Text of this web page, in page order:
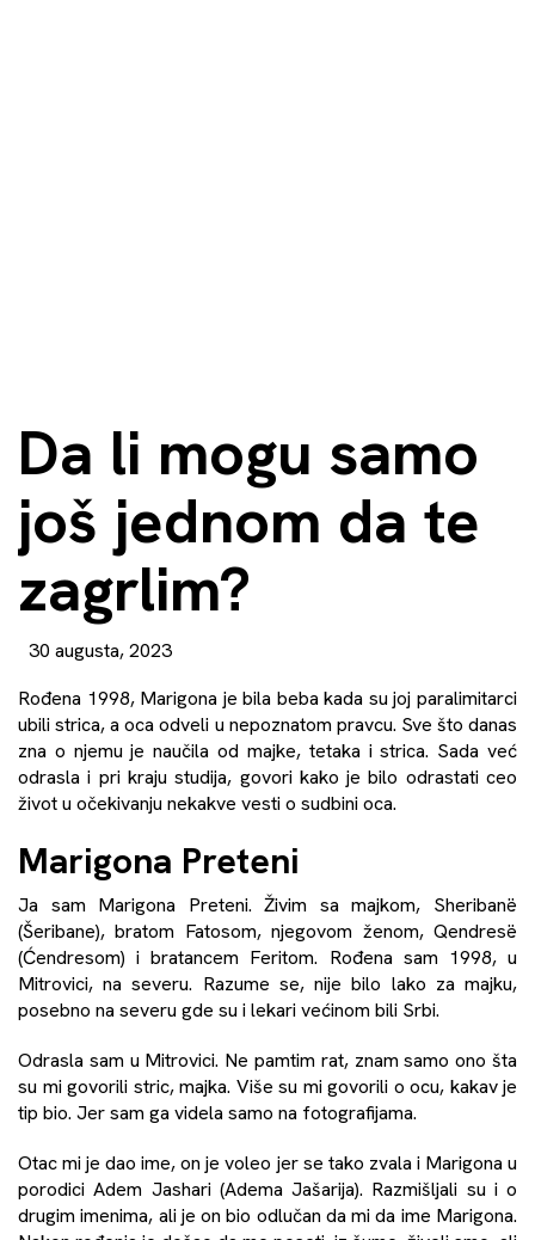
Da li mogu samo
još jednom da te
zagrlim?
30 augusta, 2023
Rođena 1998, Marigona je bila beba kada su joj paralimitarci
ubili strica, a oca odveli u nepoznatom pravcu. Sve što danas
zna o njemu je naučila od majke, tetaka i strica. Sada već
odrasla i pri kraju studija, govori kako je bilo odrastati ceo
život u očekivanju nekakve vesti o sudbini oca.
Marigona Preteni
Ja sam Marigona Preteni. Živim sa majkom, Sheribanë
(Šeribane), bratom Fatosom, njegovom ženom, Qendresë
(Ćendresom) i bratancem Feritom. Rođena sam 1998, u
Mitrovici, na severu. Razume se, nije bilo lako za majku,
posebno na severu gde su i lekari većinom bili Srbi.
Odrasla sam u Mitrovici. Ne pamtim rat, znam samo ono šta
su mi govorili stric, majka. Više su mi govorili o ocu, kakav je
tip bio. Jer sam ga videla samo na fotografijama.
Otac mi je dao ime, on je voleo jer se tako zvala i Marigona u
porodici Adem Jashari (Adema Jašarija). Razmišljali su i o
drugim imenima, ali je on bio odlučan da mi da ime Marigona.